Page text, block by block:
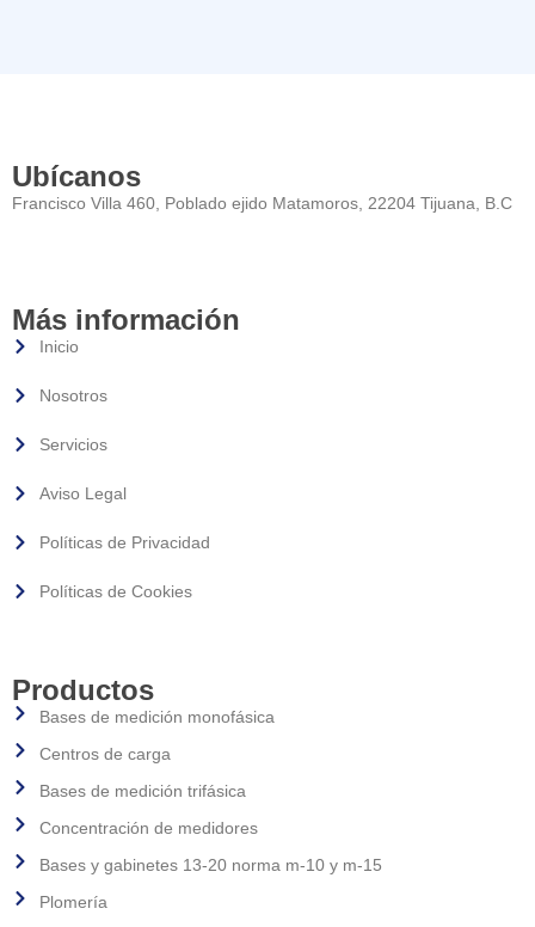
Ubícanos
Francisco Villa 460, Poblado ejido Matamoros, 22204 Tijuana, B.C
Más información
Inicio
Nosotros
Servicios
Aviso Legal
Políticas de Privacidad
Políticas de Cookies
Productos
Bases de medición monofásica
Centros de carga
Bases de medición trifásica
Concentración de medidores
Bases y gabinetes 13-20 norma m-10 y m-15
Plomería